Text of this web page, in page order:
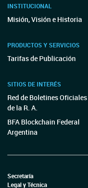
INSTITUCIONAL
Misión, Visión e Historia
PRODUCTOS Y SERVICIOS
Tarifas de Publicación
SITIOS DE INTERÉS
Red de Boletines Oficiales
de la R. A.
BFA Blockchain Federal
Argentina
Secretaría
Legal y Técnica